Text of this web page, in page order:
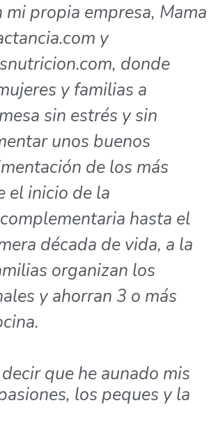
mi propia empresa, Mama
y
donde
y familias a
sin estrés y sin
unos buenos
de los más
el inicio de la
hasta el
década de vida, a la
organizan los
y ahorran 3 o más
que he aunado mis
los peques y la